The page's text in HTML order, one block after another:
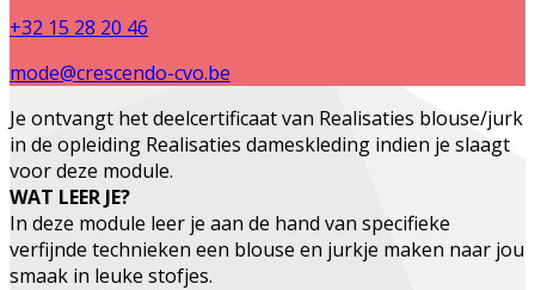
+32 15 28 20 46
mode@crescendo-cvo.be
Je ontvangt het deelcertificaat van Realisaties blouse/jurk
in de opleiding Realisaties dameskleding indien je slaagt
voor deze module.
WAT LEER JE?
In deze module leer je aan de hand van specifieke
verfijnde technieken een blouse en jurkje maken naar jou
smaak in leuke stofjes.